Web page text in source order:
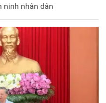
ninh nhân dân